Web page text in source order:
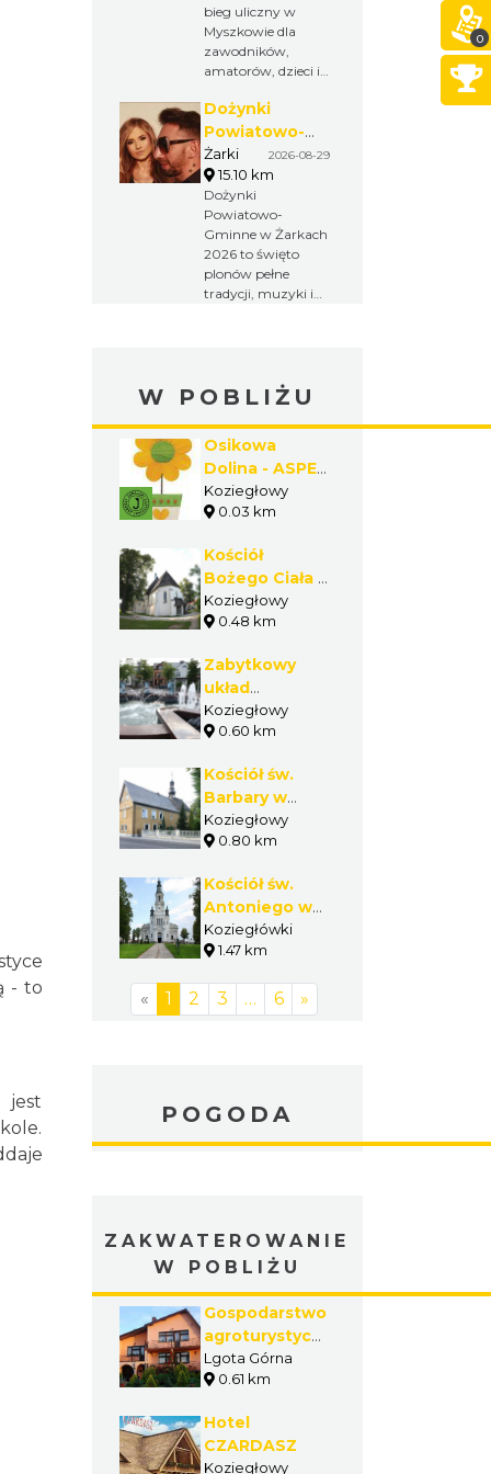
- to
jest
km
bieg uliczny w
Myszkowie dla
zawodników,
amatorów, dzieci i
września
uczestnicy zmierzą
się z trasą 8 km, a
najmłodsi
wystartują w
biegach na
krótszych
dystansach. To
sportowa niedziela
pełna rywalizacji,
Dożynki
Powiatowo-
Gminne w
Żarkach 2026
Żarki 2026-08-29
15.10 km
Dożynki
Powiatowo-
Gminne w Żarkach
2026 to święto
plonów pełne
tradycji, muzyki i
artystyczne,
koncerty B-QLL i
ŁZY Adam Konkol
tworzą wyjątkowe
wydarzenie w sercu
Powiatu
W POBLIŻU
Osikowa
Dolina - ASPEN
CRAFT Do It
Yourself
Koziegłowy
0.03 km
Kościół
Bożego Ciała i
św. Marii
Magdaleny w
Koziegłowy
0.48 km
Zabytkowy
układ
urbanistyczny
Koziegłów
Koziegłowy
0.60 km
Kościół św.
Barbary w
Koziegłowach
Koziegłowy
0.80 km
Kościół św.
Antoniego w
Koziegłówkach
Koziegłówki
1.47 km
« 1 2 3 … 6 »
POGODA
ZAKWATEROWANIE
W POBLIŻU
Gospodarstwo
agroturystyczne
- Matynia
Jolanta
Lgota Górna
0.61 km
Hotel
CZARDASZ
Koziegłowy
0